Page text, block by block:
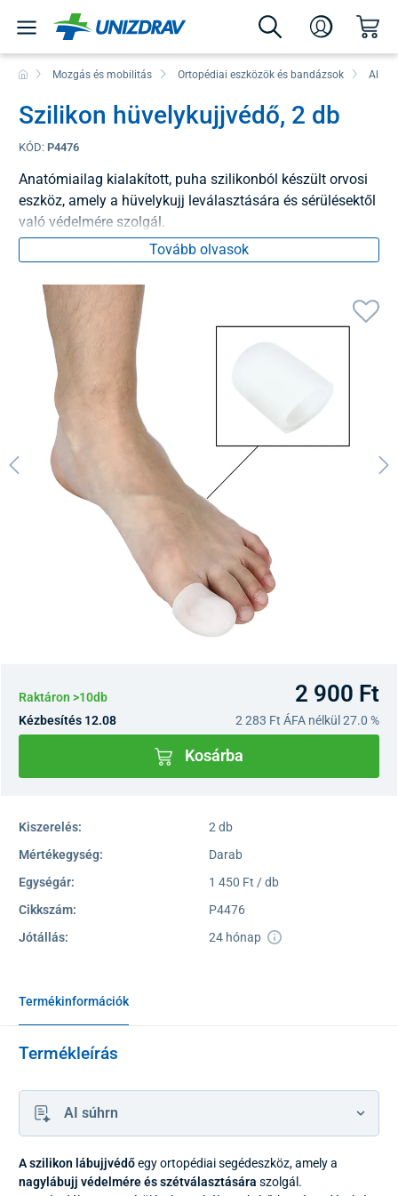
Mozgás és mobilitás Ortopédiai eszközök és bandázsok Alsó
Szilikon hüvelykujjvédő, 2 db
KÓD: P4476
Anatómiailag kialakított, puha szilikonból készült orvosi
eszköz, amely a hüvelykujj leválasztására és sérülésektől
való védelmére szolgál.
Tovább olvasok
Raktáron >10db 2 900 Ft
Kézbesítés 12.08 2 283 Ft ÁFA nélkül 27.0 %
Kosárba
Kiszerelés:
2 db
Mértékegység:
Darab
Egységár:
1 450 Ft / db
Cikkszám:
P4476
Jótállás:
24 hónap
Termékinformációk
Termékleírás
AI súhrn
A szilikon lábujjvédőegy ortopédiai segédeszköz, amely a
nagylábujj védelmére és szétválasztására szolgál.